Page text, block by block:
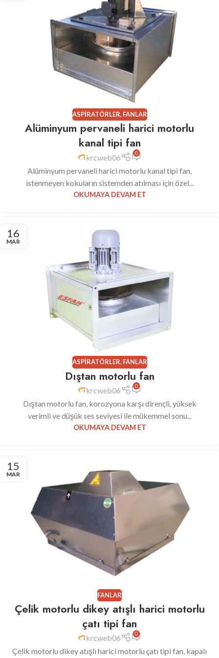
ASPIRATÖRLER, FANLAR
Alüminyum pervaneli harici motorlu
kanal tipi fan
krcweb06 0
Alüminyum pervaneli harici motorlu kanal tipi fan,
istenmeyen kokuların sistemden atılması için özel...
OKUMAYA DEVAM ET
16
MAR
ASPIRATÖRLER, FANLAR
Dıştan motorlu fan
krcweb06 0
Dıştan motorlu fan, korozyona karşı dirençli, yüksek
verimli ve düşük ses seviyesi ile mükemmel sonu...
OKUMAYA DEVAM ET
15
MAR
FANLAR
Çelik motorlu dikey atışlı harici motorlu
çatı tipi fan
krcweb06 0
Çelik motorlu dikey atışlı harici motorlu çatı tipi fan, kapalı